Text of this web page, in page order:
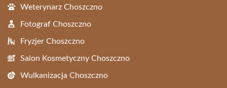
Weterynarz Choszczno
Fotograf Choszczno
Fryzjer Choszczno
Salon Kosmetyczny Choszczno
Wulkanizacja Choszczno